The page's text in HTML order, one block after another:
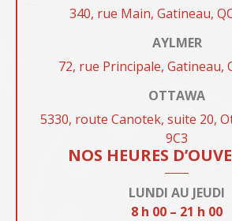
340, rue Main, Gatineau,
AYLMER
72, rue Principale, Gatineau,
OTTAWA
5330, route Canotek, suite 20,
9C3
NOS HEURES
LUNDI AU JEUDI
8 h 00 – 21 h 00